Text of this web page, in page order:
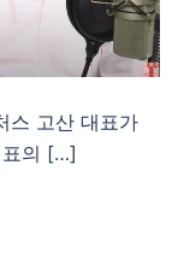
스 고산 대표가
표의 […]